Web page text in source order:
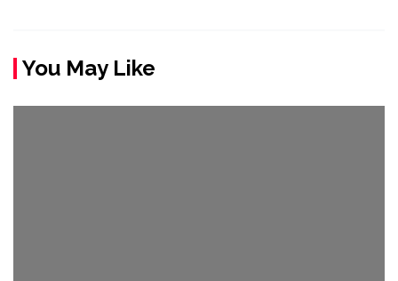
You May Like